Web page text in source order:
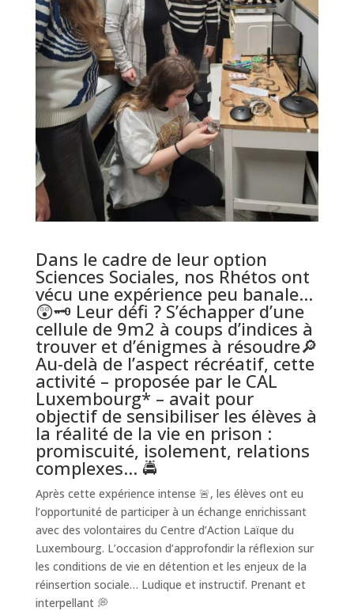
Dans le cadre de leur option
Sciences Sociales, nos Rhétos ont
vécu une expérience peu banale…
😲🗝️ Leur défi ? S’échapper d’une
cellule de 9m2 à coups d’indices à
trouver et d’énigmes à résoudre🔎
Au-delà de l’aspect récréatif, cette
activité – proposée par le CAL
Luxembourg* – avait pour
objectif de sensibiliser les élèves à
la réalité de la vie en prison :
promiscuité, isolement, relations
complexes… 🚔
Après cette expérience intense 🚨, les élèves ont eu
l’opportunité de participer à un échange enrichissant
avec des volontaires du Centre d’Action Laïque du
Luxembourg. L’occasion d’approfondir la réflexion sur
les conditions de vie en détention et les enjeux de la
réinsertion sociale… Ludique et instructif. Prenant et
interpellant 💭